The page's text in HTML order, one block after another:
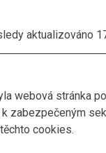
aktualizováno
webová stránka
zabezpečeným
cookies.